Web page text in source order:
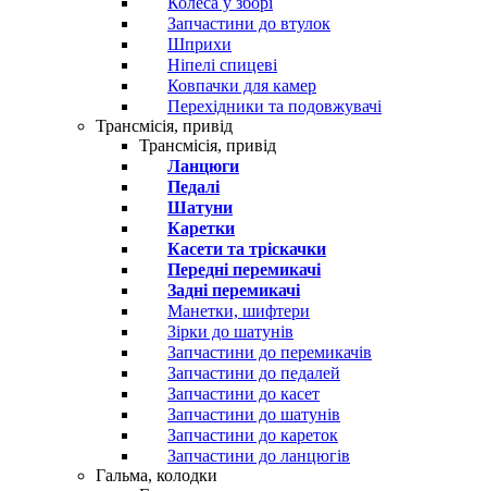
Запчастини до втулок
Шприхи
Ніпелі спицеві
Ковпачки для камер
Перехідники та подовжувачі
Трансмісія, привід
Трансмісія, привід
Ланцюги
Педалі
Шатуни
Каретки
Касети та тріскачки
Передні перемикачі
Задні перемикачі
Манетки, шифтери
Зірки до шатунів
Запчастини до перемикачів
Запчастини до педалей
Запчастини до касет
Запчастини до шатунів
Запчастини до кареток
Запчастини до ланцюгів
Гальма, колодки